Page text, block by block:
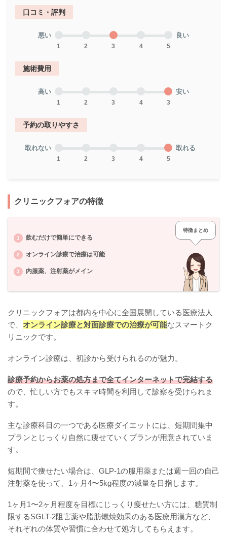
口コミ・評判
悪い
1 2 3 4 5
良い
施術費用
高い
1 2 3 4 3
安い
予約の取りやすさ
取れない
1 2 3 4 5
取れる
クリニックフォアの特徴
飲むだけで簡単にできる
オンライン診療で治療は可能
内服薬、注射薬がメイン
特徴まとめ
クリニックフォアは都内を中心に全国展開している医療法人
で、 オンライン診療と対面診療での治療が可能なスマートク
リニックです。
オンライン診療は、初診から受けられるのが魅力。
診療予約からお薬の処方まで全てインターネットで完結する
ので、忙しい方でもスキマ時間を利用して診察を受けられま
す。
主な診療科目の一つである医療ダイエットには、短期間集中
プランとじっくり自然に痩せていくプランが用意されていま
す。
短期間で痩せたい場合は、GLP-1の服用薬または週一回の自己
注射薬を使って、1ヶ月4〜5kg程度の減量を目指します。
1ヶ月1〜2ヶ月程度を目標にじっくり痩せたい方には、糖質制
限するSGLT-2阻害薬や脂肪燃焼効果のある医療用漢方など、
それぞれの体質や習慣に合わせて処方してもらえます。